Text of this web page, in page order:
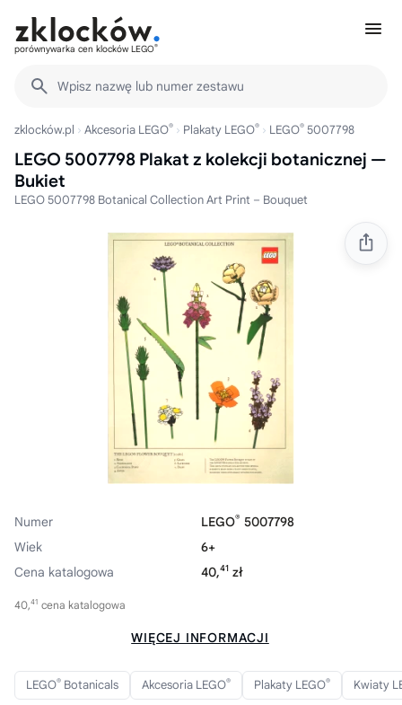
porównywarka cen klocków LEGO®
Wpisz nazwę lub numer zestawu
zklocków.pl Akcesoria LEGO® Plakaty LEGO® LEGO® 5007798
LEGO 5007798 Plakat z kolekcji botanicznej —
Bukiet
LEGO 5007798 Botanical Collection Art Print – Bouquet
Numer LEGO® 5007798
Wiek
6+
Cena katalogowa
40,41 zł
40,41 cena katalogowa
WIĘCEJ INFORMACJI
LEGO® Botanicals Akcesoria LEGO® Plakaty LEGO® Kwiaty